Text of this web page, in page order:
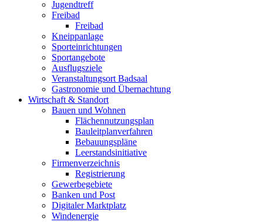
Jugendtreff
Freibad
Freibad
Kneippanlage
Sporteinrichtungen
Sportangebote
Ausflugsziele
Veranstaltungsort Badsaal
Gastronomie und Übernachtung
Wirtschaft & Standort
Bauen und Wohnen
Flächennutzungsplan
Bauleitplanverfahren
Bebauungspläne
Leerstandsinitiative
Firmenverzeichnis
Registrierung
Gewerbegebiete
Banken und Post
Digitaler Marktplatz
Windenergie